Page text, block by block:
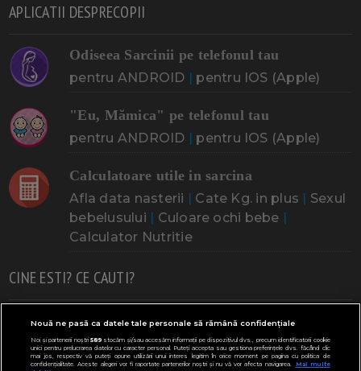
APLICATII DESPRECOPII
Odiseea Sarcinii pe telefonul tau
pentru ANDROID | pentru IOS (Apple)
"Eu, Mămica" pe telefonul tau
pentru ANDROID | pentru IOS (Apple)
Calculatoare utile in sarcina
Afla data nasterii | Cate Kg. in plus | Sexul
bebelusului | Culoare ochi bebe |
Calculator Nutritie
CINE ESTI? CE CAUTI?
Doresc un copil Adoptia Probleme cu sarcina
Urmeaza sa nasc Probleme alaptare Bebe plange
Nouă ne pasă ca datele tale personale să rămână confidențiale
Noi și partenerii noștri589stocăm și/sau accesăm informații pe dispozitivul dvs., precum identificatorii cookie
unici pentru prelucrarea datelor cu caracter personal. Puteți accepta sau gestiona preferințele dvs. făcând clic
mai jos, respectiv vă puteți opune utilizării unui interes legitim în orice moment pe pagina cu politica de
confidențialitate. Aceste alegeri vor fi raportate partenerilor noștri și nu vă vor afecta navigarea.
Mai multe